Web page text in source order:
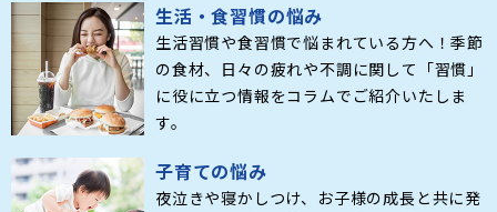
生活・食習慣の悩み
生活習慣や食習慣で悩まれている方へ！季節
の食材、日々の疲れや不調に関して「習慣」
に役に立つ情報をコラムでご紹介いたしま
す。
子育ての悩み
夜泣きや寝かしつけ、お子様の成長と共に発